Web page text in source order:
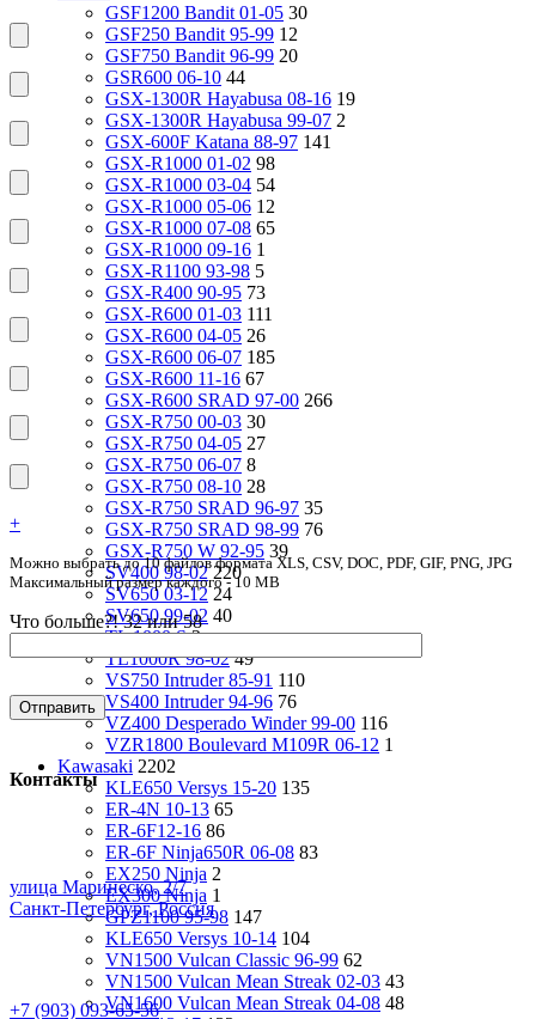
GSF1200 Bandit 01-05 30
GSF250 Bandit 95-99 12
GSF750 Bandit 96-99 20
GSR600 06-10 44
GSX-1300R Hayabusa 08-16 19
GSX-1300R Hayabusa 99-07 2
GSX-600F Katana 88-97 141
GSX-R1000 01-02 98
GSX-R1000 03-04 54
GSX-R1000 05-06 12
GSX-R1000 07-08 65
GSX-R1000 09-16 1
GSX-R1100 93-98 5
GSX-R400 90-95 73
GSX-R600 01-03 111
GSX-R600 04-05 26
GSX-R600 06-07 185
GSX-R600 11-16 67
GSX-R600 SRAD 97-00 266
GSX-R750 00-03 30
GSX-R750 04-05 27
GSX-R750 06-07 8
GSX-R750 08-10 28
GSX-R750 SRAD 96-97 35
GSX-R750 SRAD 98-99 76
GSX-R750 W 92-95 39
SV400 98-02 220
SV650 03-12 24
SV650 99-02 40
TL 1000 S 2
TL1000R 98-02 49
VS750 Intruder 85-91 110
VS400 Intruder 94-96 76
VZ400 Desperado Winder 99-00 116
VZR1800 Boulevard M109R 06-12 1
Kawasaki 2202
KLE650 Versys 15-20 135
ER-4N 10-13 65
ER-6F12-16 86
ER-6F Ninja650R 06-08 83
EX250 Ninja 2
EX300 Ninja 1
GPZ1100 95-98 147
KLE650 Versys 10-14 104
VN1500 Vulcan Classic 96-99 62
VN1500 Vulcan Mean Streak 02-03 43
VN1600 Vulcan Mean Streak 04-08 48
+
Можно выбрать до 10 файлов формата XLS, CSV, DOC, PDF, GIF, PNG, JPG
Максимальный размер каждого - 10 MB
Что больше?! 32 или 58
Контакты
улица Маринеско, 2/7
Санкт-Петербург, Россия
+7 (903) 093-65-56